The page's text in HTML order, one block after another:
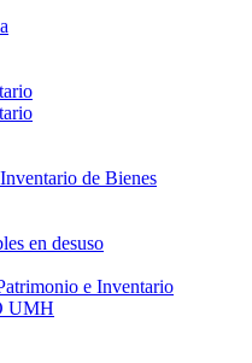
de Bienes
en desuso
e Inventario
UMH